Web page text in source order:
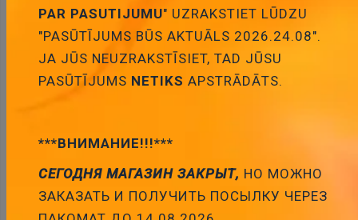
APRAKSTS
PAR PASUTIJUMU" UZRAKSTIET LŪDZU
"PASŪTĪJUMS BŪS AKTUĀLS 2026.24.08".
JA JŪS NEUZRAKSTĪSIET, TAD JŪSU
PASŪTĪJUMS NETIKS APSTRĀDĀTS.
***ВНИМАНИЕ!!!***
СЕГОДНЯ МАГАЗИН ЗАКРЫТ, НО МОЖНО
ЗАКАЗАТЬ И ПОЛУЧИТЬ ПОСЫЛКУ ЧЕРЕЗ